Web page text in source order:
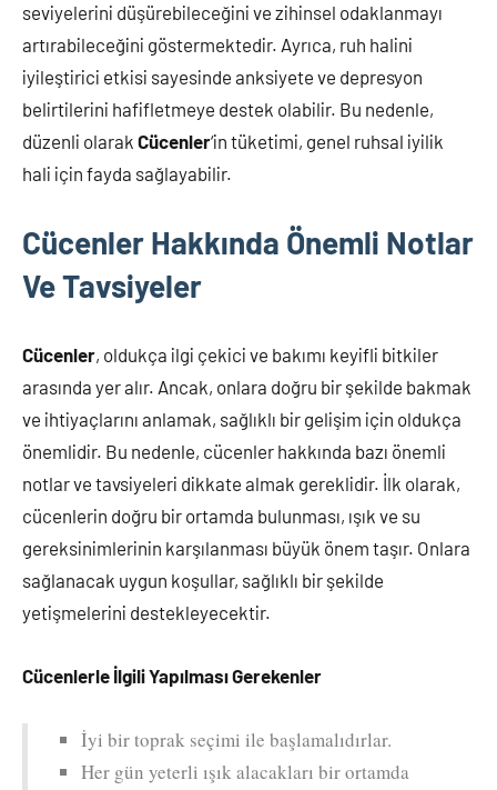
seviyelerini düşürebileceğini ve zihinsel odaklanmayı
artırabileceğini göstermektedir. Ayrıca, ruh halini
iyileştirici etkisi sayesinde anksiyete ve depresyon
belirtilerini hafifletmeye destek olabilir. Bu nedenle,
düzenli olarak Cücenler‘in tüketimi, genel ruhsal iyilik
hali için fayda sağlayabilir.
Cücenler Hakkında Önemli Notlar
Ve Tavsiyeler
Cücenler, oldukça ilgi çekici ve bakımı keyifli bitkiler
arasında yer alır. Ancak, onlara doğru bir şekilde bakmak
ve ihtiyaçlarını anlamak, sağlıklı bir gelişim için oldukça
önemlidir. Bu nedenle, cücenler hakkında bazı önemli
notlar ve tavsiyeleri dikkate almak gereklidir. İlk olarak,
cücenlerin doğru bir ortamda bulunması, ışık ve su
gereksinimlerinin karşılanması büyük önem taşır. Onlara
sağlanacak uygun koşullar, sağlıklı bir şekilde
yetişmelerini destekleyecektir.
Cücenlerle İlgili Yapılması Gerekenler
İyi bir toprak seçimi ile başlamalıdırlar.
Her gün yeterli ışık alacakları bir ortamda